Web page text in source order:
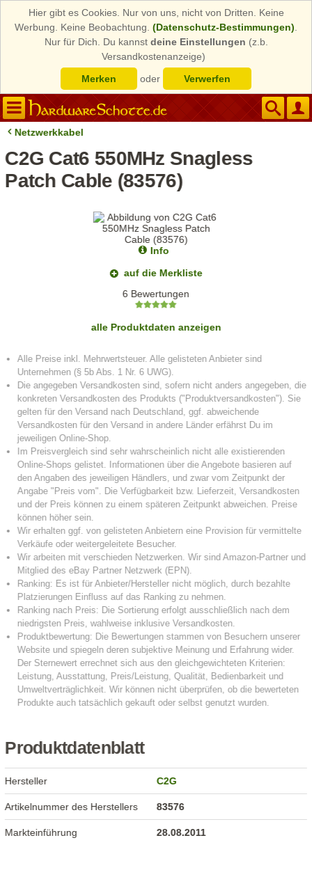
Hier gibt es Cookies. Nur von uns, nicht von Dritten. Keine
Werbung. Keine Beobachtung. (Datenschutz-Bestimmungen)
Nur für Dich. Du kannst deine Einstellungen (z.b.
Versandkostenanzeige)
Merken
oder Verwerfen
Netzwerkkabel
C2G Cat6 550MHz Snagless
Patch Cable (83576)
Info
auf die Merkliste
6 Bewertungen
alle Produktdaten anzeigen
Produktdatenblatt
Hersteller C2G
Artikelnummer des Herstellers 83576
Markteinführung 28.08.2011